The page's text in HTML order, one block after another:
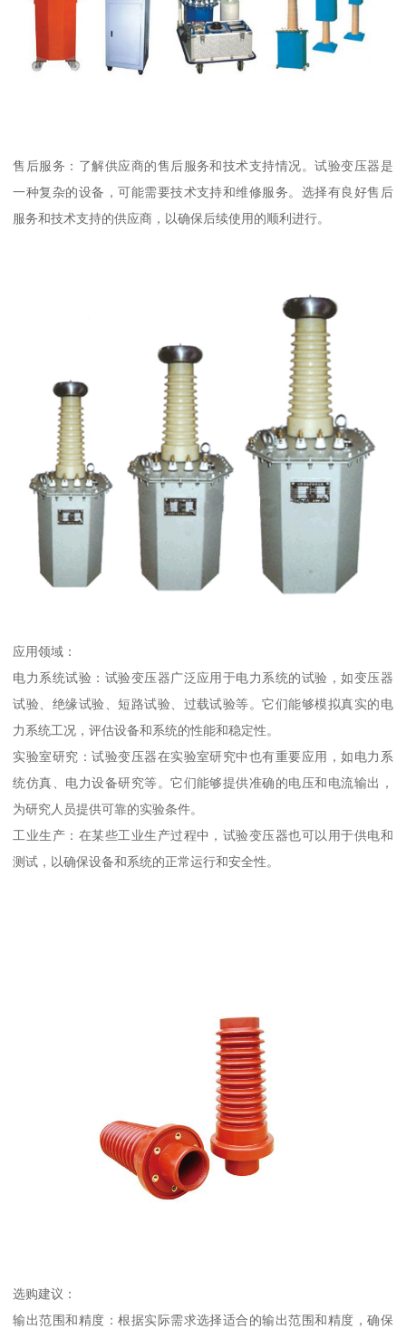
售后服务：了解供应商的售后服务和技术支持情况。试验变压器是
一种复杂的设备，可能需要技术支持和维修服务。选择有良好售后
服务和技术支持的供应商，以确保后续使用的顺利进行。
应用领域：
电力系统试验：试验变压器广泛应用于电力系统的试验，如变压器
试验、绝缘试验、短路试验、过载试验等。它们能够模拟真实的电
力系统工况，评估设备和系统的性能和稳定性。
实验室研究：试验变压器在实验室研究中也有重要应用，如电力系
统仿真、电力设备研究等。它们能够提供准确的电压和电流输出，
为研究人员提供可靠的实验条件。
工业生产：在某些工业生产过程中，试验变压器也可以用于供电和
测试，以确保设备和系统的正常运行和安全性。
选购建议：
输出范围和精度：根据实际需求选择适合的输出范围和精度，确保